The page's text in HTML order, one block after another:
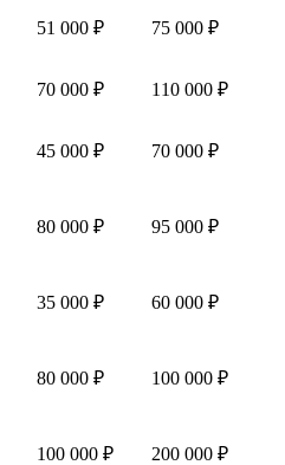
51 000 ₽ 75 000 ₽
70 000 ₽ 110 000 ₽
45 000 ₽ 70 000 ₽
80 000 ₽ 95 000 ₽
35 000 ₽ 60 000 ₽
80 000 ₽ 100 000 ₽
100 000 ₽ 200 000 ₽